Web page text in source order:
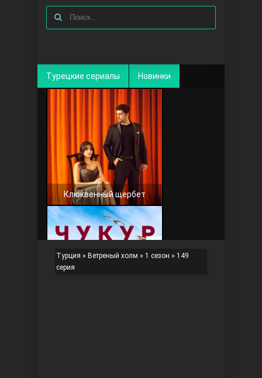
Турецкие сериалы Новинки
Клюквенный щербет
Турция » Ветреный холм » 1 сезон » 149
серия